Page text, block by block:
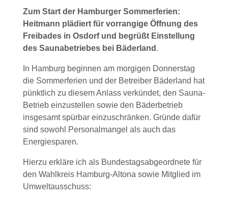
Zum Start der Hamburger Sommerferien:
Heitmann plädiert für vorrangige Öffnung des
Freibades in Osdorf und begrüßt Einstellung
des Saunabetriebes bei Bäderland .
In Hamburg beginnen am morgigen Donnerstag
die Sommerferien und der Betreiber Bäderland hat
pünktlich zu diesem Anlass verkündet, den Sauna-
Betrieb einzustellen sowie den Bäderbetrieb
insgesamt spürbar einzuschränken. Gründe dafür
sind sowohl Personalmangel als auch das
Energiesparen.
Hierzu erkläre ich als Bundestagsabgeordnete für
den Wahlkreis Hamburg-Altona sowie Mitglied im
Umweltausschuss: